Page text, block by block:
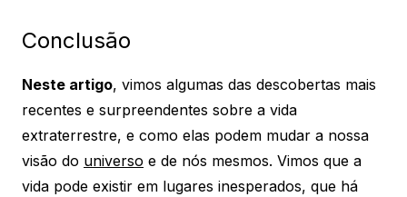
Conclusão
Neste artigo, vimos algumas das descobertas mais
recentes e surpreendentes sobre a vida
extraterrestre, e como elas podem mudar a nossa
visão do universo e de nós mesmos. Vimos que a
vida pode existir em lugares inesperados, que há